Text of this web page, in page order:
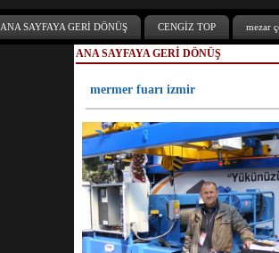
ANA SAYFAYA GERİ DÖNÜŞ CENGİZ TOP mezar
ANA SAYFAYA GERİ DÖNÜŞ
mermer fuarı izmir